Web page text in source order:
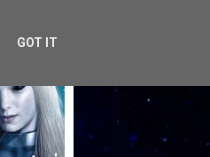
GOT IT